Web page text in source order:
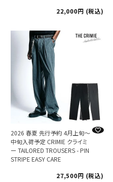
22,000
税込
2026 春夏 先行予約 4月上旬～
中旬入荷予定 CRIMIE クライミ
ー TAILORED TROUSERS - PIN
STRIPE EASY CARE
27,500
税込